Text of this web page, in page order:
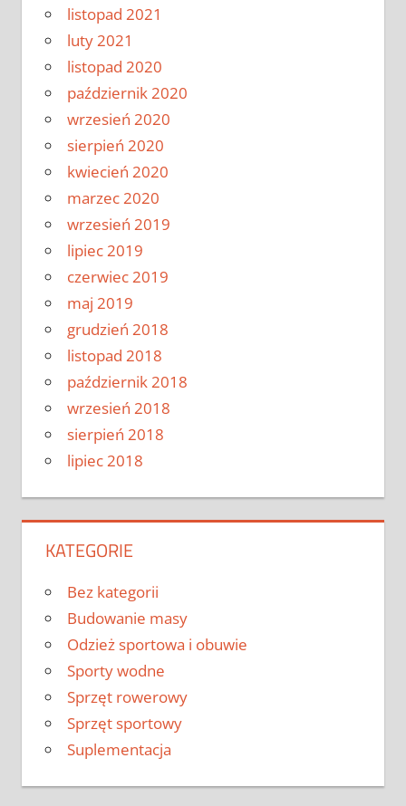
listopad 2021
luty 2021
listopad 2020
październik 2020
wrzesień 2020
sierpień 2020
kwiecień 2020
marzec 2020
wrzesień 2019
lipiec 2019
czerwiec 2019
maj 2019
grudzień 2018
listopad 2018
październik 2018
wrzesień 2018
sierpień 2018
lipiec 2018
KATEGORIE
Bez kategorii
Budowanie masy
Odzież sportowa i obuwie
Sporty wodne
Sprzęt rowerowy
Sprzęt sportowy
Suplementacja